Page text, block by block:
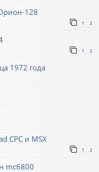
128
1 2
1 2
1972 года
CPC и MSX
1 2
mc6800